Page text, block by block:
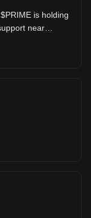
near
Looking for a